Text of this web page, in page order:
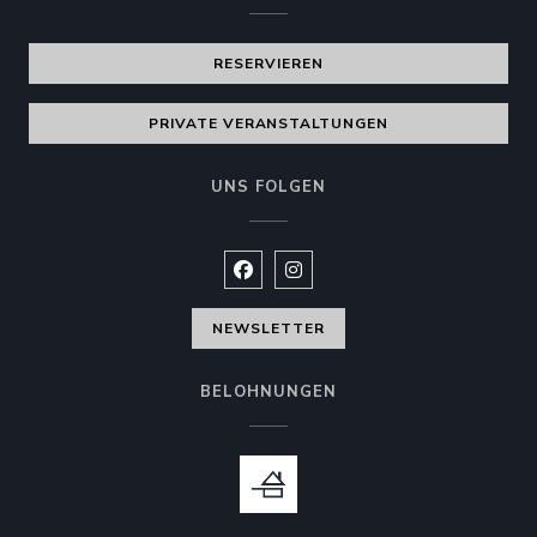
RESERVIEREN
PRIVATE VERANSTALTUNGEN
UNS FOLGEN
Facebook ((öffnet ein neues
Instagram ((öffnet ein neues
NEWSLETTER
BELOHNUNGEN